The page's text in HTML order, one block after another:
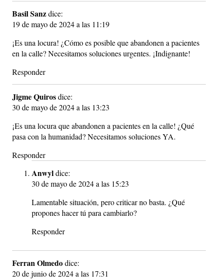
Basil Sanzdice:
19 de mayo de 2024 a las 11:19
¡Es una locura! ¿Cómo es posible que abandonen a pacientes
en la calle? Necesitamos soluciones urgentes. ¡Indignante!
Responder
Jigme Quirosdice:
30 de mayo de 2024 a las 13:23
¡Es una locura que abandonen a pacientes en la calle! ¿Qué
pasa con la humanidad? Necesitamos soluciones YA.
Responder
Anwyldice:
30 de mayo de 2024 a las 15:23
Lamentable situación, pero criticar no basta. ¿Qué
propones hacer tú para cambiarlo?
Responder
Ferran Olmedodice:
20 de junio de 2024 a las 17:31